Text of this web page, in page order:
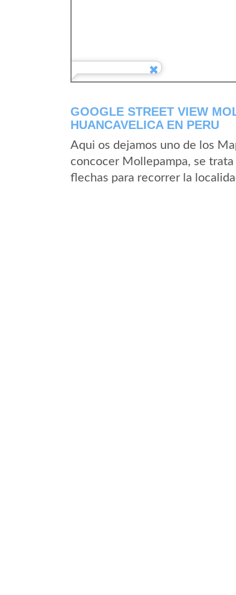
GOOGLE STREET VIEW
HUANCAVELICA EN PERU
Aqui os dejamos uno de los
concocer Mollepampa, se
flechas para recorrer la